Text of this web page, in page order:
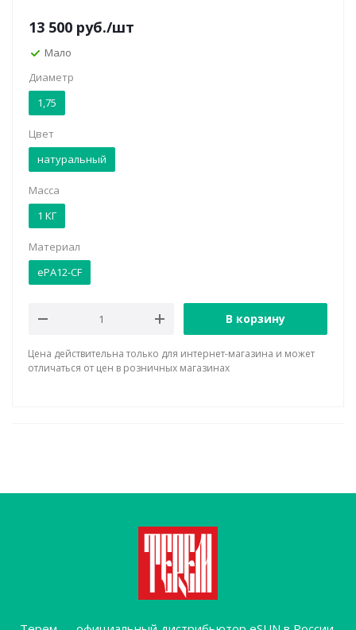
13 500 руб./шт
Мало
Диаметр
1,75
Цвет
натуральный
Масса
1 КГ
Материал
ePA12-CF
В корзину
Цена действительна только для интернет-магазина и может
отличаться от цен в розничных магазинах